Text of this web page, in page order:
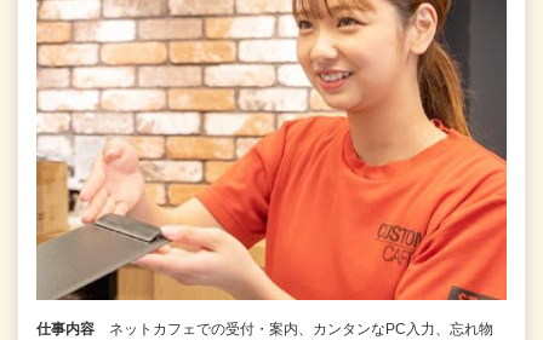
仕事内容
ネットカフェでの受付・案内、カンタンなPC入力、忘れ物